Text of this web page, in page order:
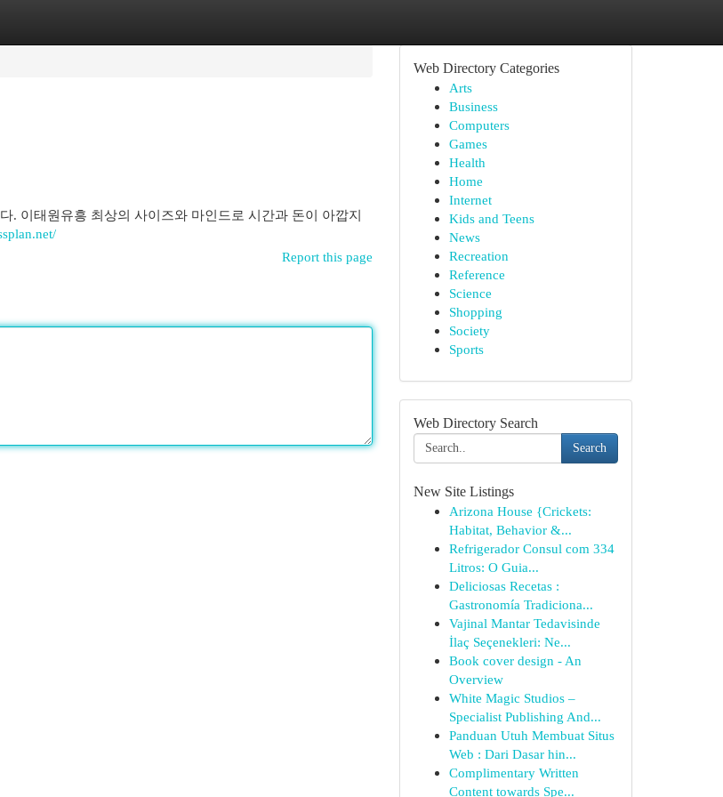
. 이태원유흥 최상의 사이즈와 마인드로 시간과 돈이 아깝지
Report this page
Web Directory Categories
Arts
Business
Computers
Games
Health
Home
Internet
Kids and Teens
News
Recreation
Reference
Science
Shopping
Society
Sports
Web Directory Search
Search
New Site Listings
Arizona House {Crickets:
Habitat, Behavior &...
Refrigerador Consul com 334
Litros: O Guia...
Deliciosas Recetas :
Gastronomía Tradiciona...
Vajinal Mantar Tedavisinde
İlaç Seçenekleri: Ne...
Book cover design - An
Overview
White Magic Studios –
Specialist Publishing And...
Panduan Utuh Membuat Situs
Web : Dari Dasar hin...
Complimentary Written
Content towards Spe...